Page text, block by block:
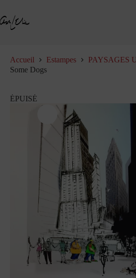
contenu
Accueil Estampes
PAYSAGES
Some Dogs
ÉPUISÉ